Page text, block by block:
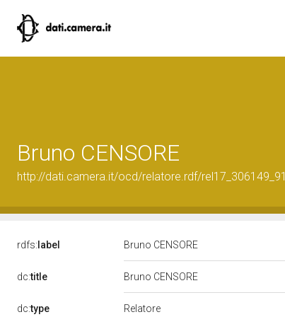
Bruno CENSORE
http://dati.camera.it/ocd/relatore.rdf/
rdfs: label Bruno CENSORE
dc:title Bruno CENSORE
dc:type Relatore